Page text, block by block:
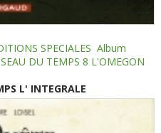
SPECIALES Album
DU TEMPS 8 L'OMEGON
L' INTEGRALE